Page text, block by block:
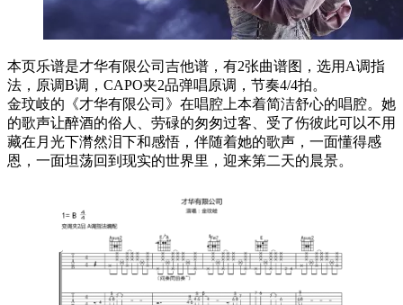
本页乐谱是才华有限公司吉他谱，有2张曲谱图，选用A调指
法，原调B调，CAPO夹2品弹唱原调，节奏4/4拍。
金玟岐的《才华有限公司》在唱腔上本着简洁舒心的唱腔。她
的歌声让醉酒的俗人、劳碌的匆匆过客、受了伤彼此可以不用
藏在月光下潸然泪下和感悟，伴随着她的歌声，一面懂得感
恩，一面坦荡回到现实的世界里，迎来第二天的晨景。